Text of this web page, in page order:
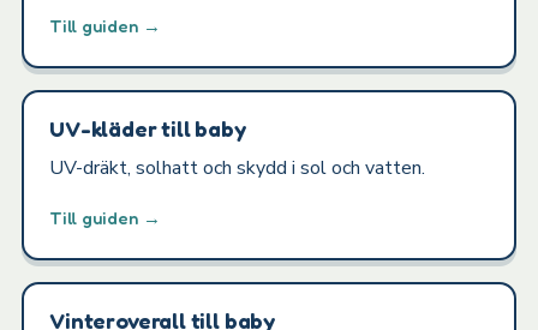
Till guiden →
UV-kläder till baby
UV-dräkt, solhatt och skydd i sol och vatten.
Till guiden →
Vinteroverall till baby